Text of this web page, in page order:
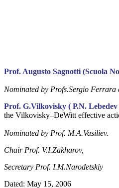
Prof. Augusto Sagnotti (Scuola
Nominated by Profs.Sergio
Prof. G.Vilkovisky ( Р.N. Lebedev
the Vilkovisky–DeWitt effective
Nominated by Prof. M.A.Vasiliev.
Chair Prof. V.I.Zakhаrov,
Secretary Prof. I.M.Narodetskiy
Dated: May 15, 2006